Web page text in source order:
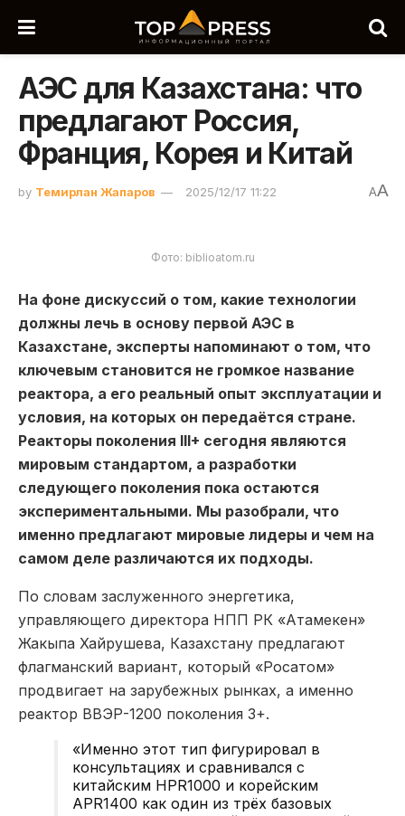
АЭС для Казахстана: что
предлагают Россия,
Франция, Корея и Китай
by Темирлан Жапаров 2025/12/17 11:22 AA
Фото: biblioatom.ru
На фоне дискуссий о том, какие технологии
должны лечь в основу первой АЭС в
Казахстане, эксперты напоминают о том, что
ключевым становится не громкое название
реактора, а его реальный опыт эксплуатации и
условия, на которых он передаётся стране.
Реакторы поколения III+ сегодня являются
мировым стандартом, а разработки
следующего поколения пока остаются
экспериментальными. Мы разобрали, что
именно предлагают мировые лидеры и чем на
самом деле различаются их подходы.
По словам заслуженного энергетика,
управляющего директора НПП РК «Атамекен»
Жакыпа Хайрушева, Казахстану предлагают
флагманский вариант, который «Росатом»
продвигает на зарубежных рынках, а именно
реактор ВВЭР-1200 поколения 3+.
«Именно этот тип фигурировал в
консультациях и сравнивался с
китайским HPR1000 и корейским
APR1400 как один из трёх базовых